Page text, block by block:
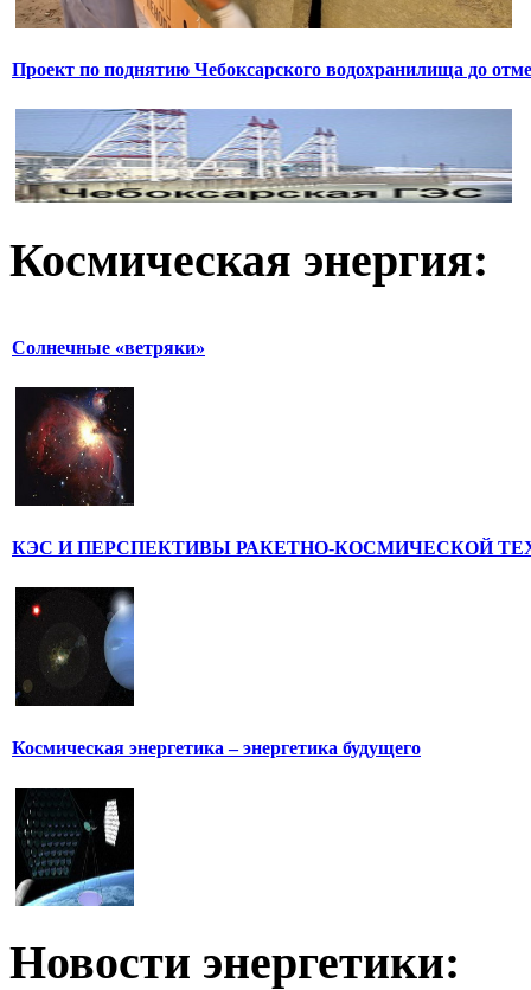
Проект по поднятию Чебоксарского водохранилища до
Космическая энергия:
Солнечные «ветряки»
КЭС И ПЕРСПЕКТИВЫ РАКЕТНО-КОСМИЧЕСКОЙ
Космическая энергетика – энергетика будущего
Новости энергетики: